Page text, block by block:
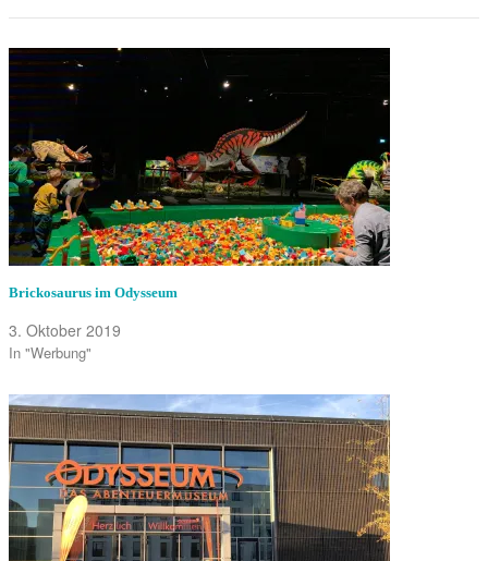
Brickosaurus im Odysseum
3. Oktober 2019
In "Werbung"